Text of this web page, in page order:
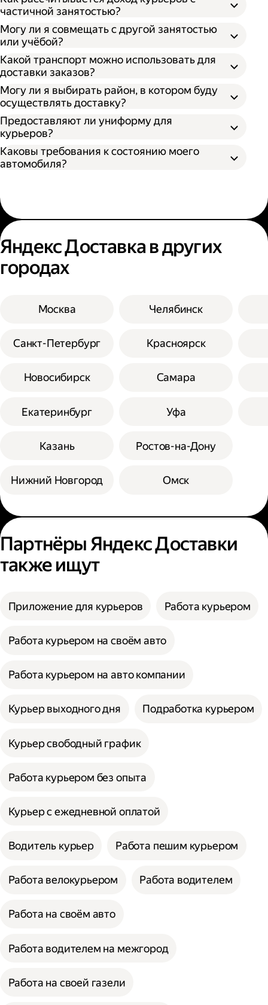
частичной занятостью?
Могу ли я совмещать с другой занятостью
или учёбой?
Какой транспорт можно использовать для
доставки заказов?
Могу ли я выбирать район, в котором буду
осуществлять доставку?
Предоставляют ли униформу для
курьеров?
Каковы требования к состоянию моего
автомобиля?
Яндекс Доставка в других
городах
Москва
Санкт-Петербург
Новосибирск
Екатеринбург
Казань
Нижний Новгород
Челябинск
Красноярск
Самара
Уфа
Ростов-на-Дону
Омск
Партнёры Яндекс Доставки
также ищут
Приложение для курьеров Работа курьером
Работа курьером на своём авто
Работа курьером на авто компании
Курьер выходного дня Подработка курьером
Курьер свободный график
Работа курьером без опыта
Курьер с ежедневной оплатой
Водитель курьер Работа пешим курьером
Работа велокурьером Работа водителем
Работа на своём авто
Работа водителем на межгород
Работа на своей газели